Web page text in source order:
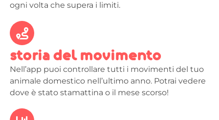
ogni volta che supera i limiti.
storia del movimento
Nell’app puoi controllare tutti i movimenti del tuo
animale domestico nell’ultimo anno. Potrai vedere
dove è stato stamattina o il mese scorso!